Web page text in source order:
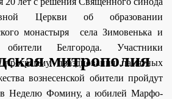
Церкви об образовании
монастыря
села Зимовенька и
обители Белгорода. Участники
празднования памятных
вознесенской обители пройдут
в Неделю Фомину, а юбилей Марфо-